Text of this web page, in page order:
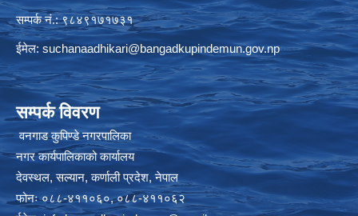
सम्पर्क नं.: ९८४९१७१७३१
ईमेल: suchanaadhikari@bangadkupindemun.gov.np
सम्पर्क विवरण
वनगाड कुपिण्डे नगरपालिका
नगर कार्यपालिकाको कार्यालय
देवस्थल, सल्यान, कर्णाली प्रदेश, नेपाल
फोनः ०८८-४११०६०, ०८८-४११०६२